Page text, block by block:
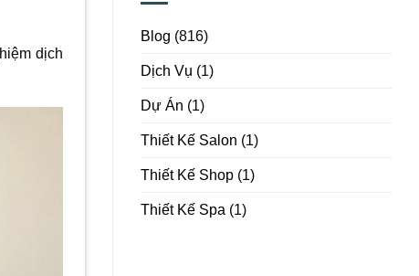
dịch
Blog (816)
Dịch Vụ (1)
Dự Án (1)
Thiết Kế Salon (1)
Thiết Kế Shop (1)
Thiết Kế Spa (1)